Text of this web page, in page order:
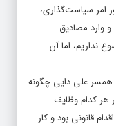
وارد مصادیق
نداریم، اما آن
علی دایی چگونه
هر کدام وظایف
قانونی بود و کار